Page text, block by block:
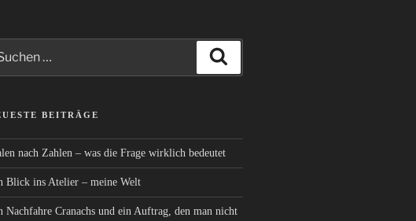
BEITRÄGE
nach Zahlen – was die Frage wirklich bedeutet
Blick ins Atelier – meine Welt
Nachfahre Cranachs und ein Auftrag, den man nicht